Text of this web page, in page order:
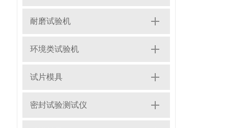
耐磨试验机
环境类试验机
试片模具
密封试验测试仪